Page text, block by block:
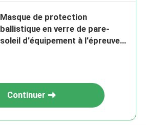
Masque de protection
ballistique en verre de pare-
soleil d'équipement à l'épreuve
Continuer